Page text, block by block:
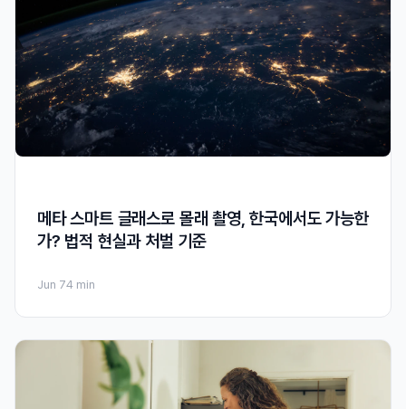
메타 스마트 글래스로 몰래 촬영, 한국에서도 가능한
가? 법적 현실과 처벌 기준
Jun 74 min